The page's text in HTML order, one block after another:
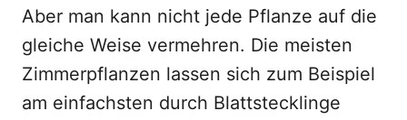
Aber man kann nicht jede Pflanze auf die
gleiche Weise vermehren. Die meisten
Zimmerpflanzen lassen sich zum Beispiel
am einfachsten durch Blattstecklinge